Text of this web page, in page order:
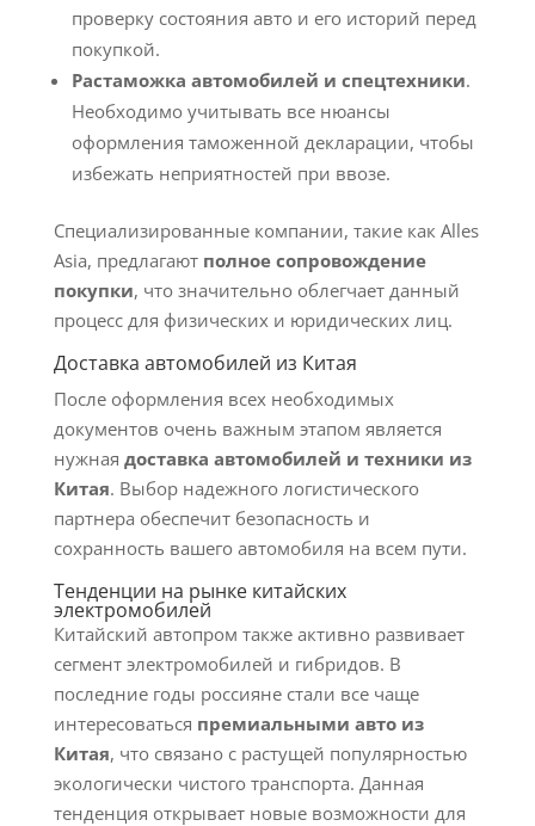
проверку состояния авто и его историй перед
покупкой.
Растаможка автомобилей и спецтехники.
Необходимо учитывать все нюансы
оформления таможенной декларации, чтобы
избежать неприятностей при ввозе.
Специализированные компании, такие как Alles
Asia, предлагают полное сопровождение
покупки, что значительно облегчает данный
процесс для физических и юридических лиц.
Доставка автомобилей из Китая
После оформления всех необходимых
документов очень важным этапом является
нужная доставка автомобилей и техники из
Китая. Выбор надежного логистического
партнера обеспечит безопасность и
сохранность вашего автомобиля на всем пути.
Тенденции на рынке китайских
электромобилей
Китайский автопром также активно развивает
сегмент электромобилей и гибридов. В
последние годы россияне стали все чаще
интересоваться премиальными авто из
Китая, что связано с растущей популярностью
экологически чистого транспорта. Данная
тенденция открывает новые возможности для